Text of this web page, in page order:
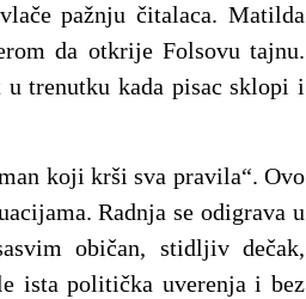
pažnju čitalaca. Matilda
da otkrije Folsovu tajnu.
u trenutku kada pisac sklopi i
koji krši sva pravila“. Ovo
Radnja se odigrava u
običan, stidljiv dečak,
ista politička uverenja i bez